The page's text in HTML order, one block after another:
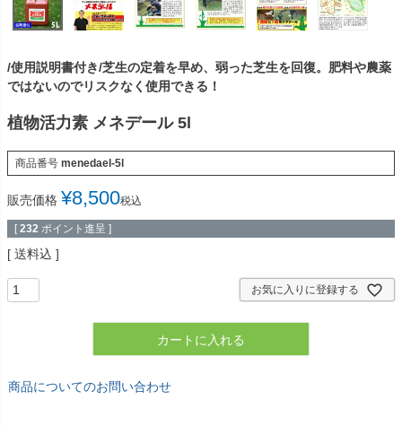
/使用説明書付き/芝生の定着を早め、弱った芝生を回復。肥料や農薬
ではないのでリスクなく使用できる！
植物活力素 メネデール 5l
商品番号 menedael-5l
販売価格 ¥8,500税込
[ 232 ポイント進呈 ]
送料込
お気に入りに登録する
カートに入れる
商品についてのお問い合わせ